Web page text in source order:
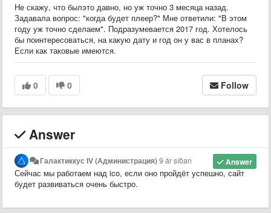
Не скажу, что былэто давно, но уж точно 3 месяца назад.
Задавала вопрос: "когда будет плеер?" Мне ответили: "В этом
году уж точно сделаем". Подразумевается 2017 год. Хотелось
бы поинтересоваться, на какую дату и год он у вас в планах?
Если как таковые имеются.
0 0 Follow
Answer
Answer
Галактиккус IV (Администрация)9 ár síðan
Сейчас мы работаем над ico, если оно пройдёт успешно, сайт
будет развиваться очень быстро.